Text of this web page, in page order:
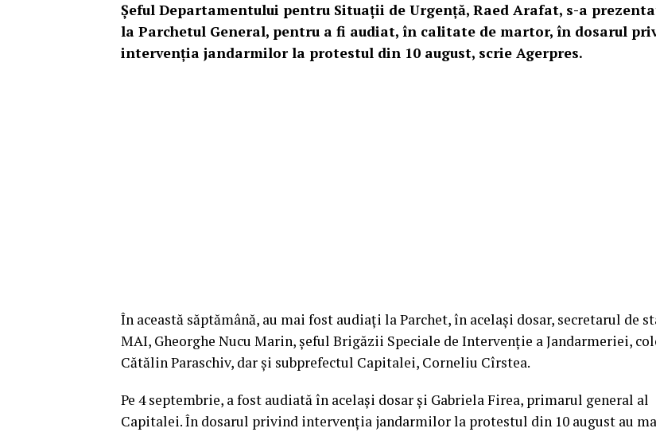
Şeful Departamentului pentru Situaţii de Urgenţă, Raed Arafat, s-a
la Parchetul General, pentru a fi audiat, în calitate de martor, în dosarul
intervenţia jandarmilor la protestul din 10 august, scrie Agerpres.
În această săptămână, au mai fost audiaţi la Parchet, în acelaşi dosar, secretarul de
MAI, Gheorghe Nucu Marin, şeful Brigăzii Speciale de Intervenţie a Jandarmeriei,
Cătălin Paraschiv, dar şi subprefectul Capitalei, Corneliu Cîrstea.
Pe 4 septembrie, a fost audiată în acelaşi dosar şi Gabriela Firea, primarul general al
Capitalei. În dosarul privind intervenţia jandarmilor la protestul din 10 august au